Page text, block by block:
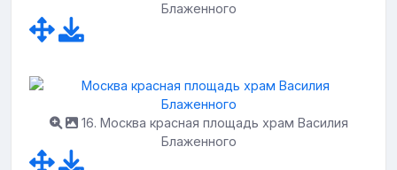
Блаженного
16. Москва красная площадь храм Василия
Блаженного